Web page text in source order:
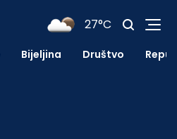
27°C
Bijeljina Društvo